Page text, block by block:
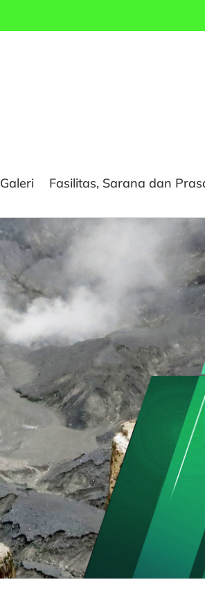
Galeri Fasilitas, Sarana dan